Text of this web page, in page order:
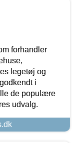
forhandler
legetøj og
i
de populære
udvalg.